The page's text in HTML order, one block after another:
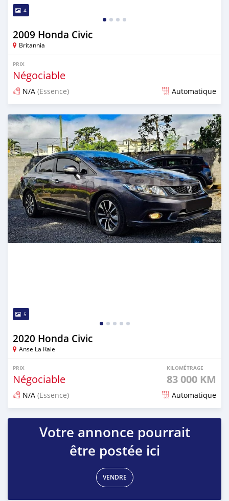
4
2009 Honda Civic
Britannia
PRIX
Négociable
N/A (Essence) Automatique
Publié il y a plus d'un an
5
2020 Honda Civic
Anse La Raie
PRIX
Négociable
KILOMÉTRAGE
83 000 KM
N/A (Essence) Automatique
Publié il y a environ 2 ans
Votre annonce pourrait
être postée ici
VENDRE